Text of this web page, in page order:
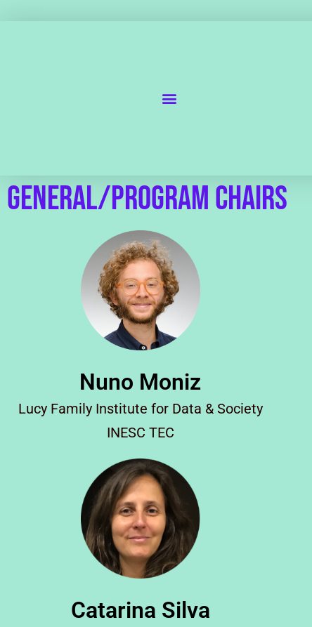
General/Program Chairs
Nuno Moniz
Lucy Family Institute for Data & Society
INESC TEC
Catarina Silva